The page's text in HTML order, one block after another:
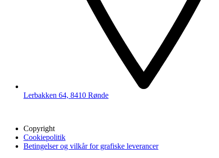
Lerbakken 64, 8410 Rønde
Copyright
Cookiepolitik
Betingelser og vilkår for grafiske leverancer